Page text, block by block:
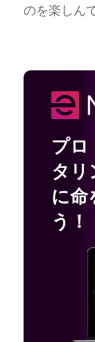
のを楽しん
プロ
タリ
に命
う！